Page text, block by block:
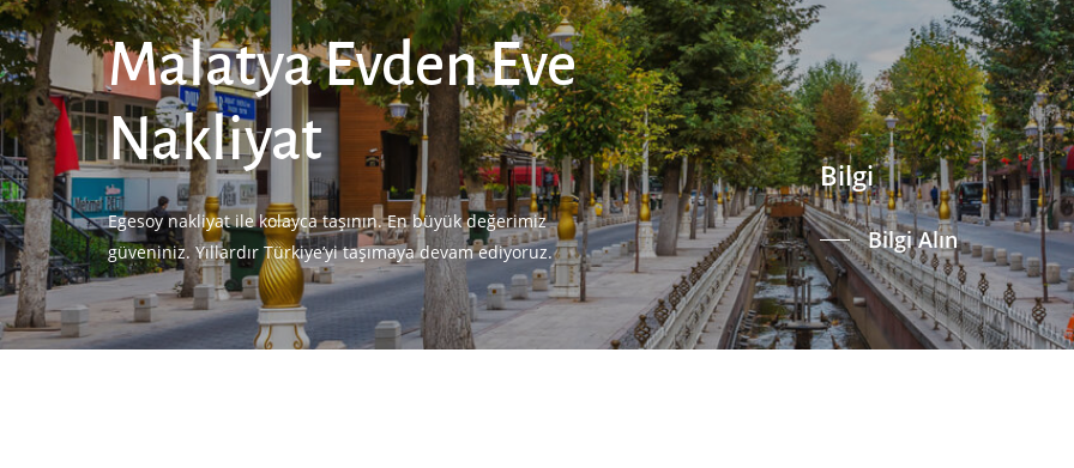
Malatya Evden Eve
Nakliyat
Egesoy nakliyat ile kolayca taşının. En büyük değerimiz
güveniniz. Yıllardır Türkiye’yi taşımaya devam ediyoruz.
Bilgi
Bilgi Alın